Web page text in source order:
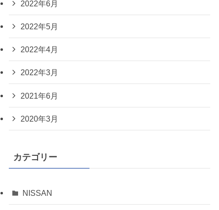
2022年6月
2022年5月
2022年4月
2022年3月
2021年6月
2020年3月
カテゴリー
NISSAN